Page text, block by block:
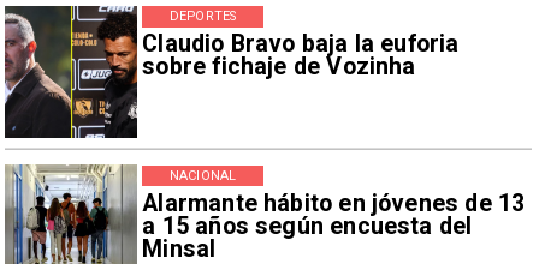
Claudio Bravo baja la euforia
sobre fichaje de Vozinha
DEPORTES
Alarmante hábito en jóvenes de 13
a 15 años según encuesta del
Minsal
NACIONAL